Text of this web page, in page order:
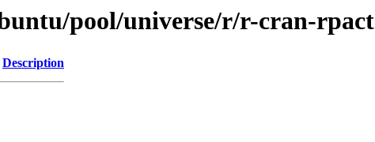
pool/universe/r/r-cran-rpact
Description